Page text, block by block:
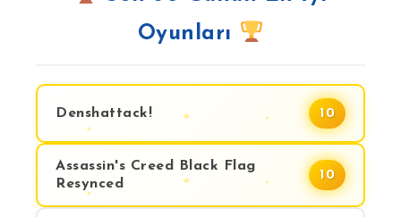
Oyunları
Denshattack! 10
Assassin's Creed Black Flag
Resynced
10